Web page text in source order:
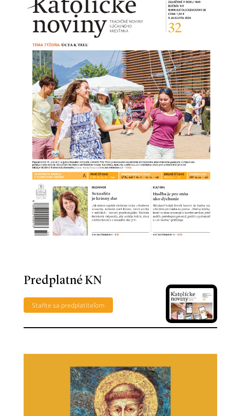
Predplatné KN
Staňte sa predplatiteľom